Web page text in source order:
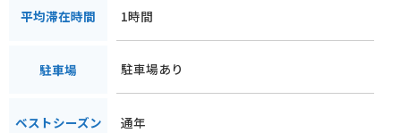
平均滞在時間 1時間
駐車場 駐車場あり
ベストシーズン 通年